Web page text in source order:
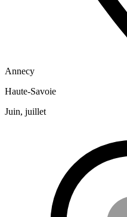
Annecy
Haute-Savoie
Juin, juillet